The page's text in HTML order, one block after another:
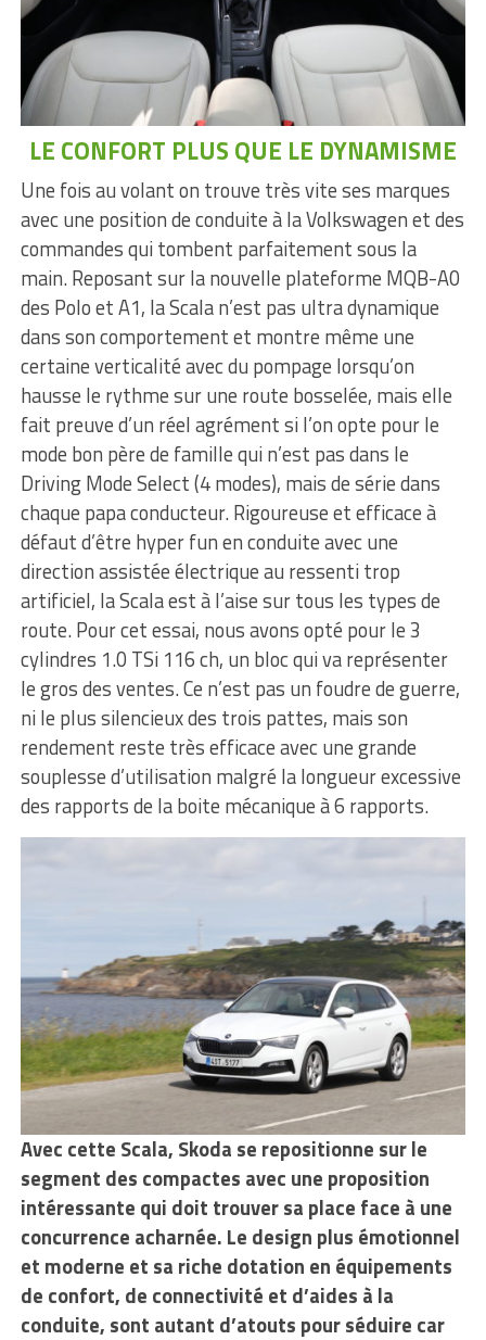
LE CONFORT PLUS QUE LE DYNAMISME
Une fois au volant on trouve très vite ses marques
avec une position de conduite à la Volkswagen et des
commandes qui tombent parfaitement sous la
main. Reposant sur la nouvelle plateforme MQB-A0
des Polo et A1, la Scala n’est pas ultra dynamique
dans son comportement et montre même une
certaine verticalité avec du pompage lorsqu’on
hausse le rythme sur une route bosselée, mais elle
fait preuve d’un réel agrément si l’on opte pour le
mode bon père de famille qui n’est pas dans le
Driving Mode Select (4 modes), mais de série dans
chaque papa conducteur. Rigoureuse et efficace à
défaut d’être hyper fun en conduite avec une
direction assistée électrique au ressenti trop
artificiel, la Scala est à l’aise sur tous les types de
route. Pour cet essai, nous avons opté pour le 3
cylindres 1.0 TSi 116 ch, un bloc qui va représenter
le gros des ventes. Ce n’est pas un foudre de guerre,
ni le plus silencieux des trois pattes, mais son
rendement reste très efficace avec une grande
souplesse d’utilisation malgré la longueur excessive
des rapports de la boite mécanique à 6 rapports.
Avec cette Scala, Skoda se repositionne sur le
segment des compactes avec une proposition
intéressante qui doit trouver sa place face à une
concurrence acharnée. Le design plus émotionnel
et moderne et sa riche dotation en équipements
de confort, de connectivité et d’aides à la
conduite, sont autant d’atouts pour séduire car